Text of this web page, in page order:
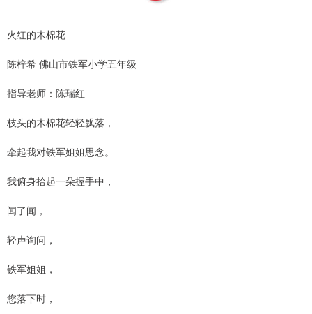
火红的木棉花
陈梓希 佛山市铁军小学五年级
指导老师：陈瑞红
枝头的木棉花轻轻飘落，
牵起我对铁军姐姐思念。
我俯身拾起一朵握手中，
闻了闻，
轻声询问，
铁军姐姐，
您落下时，